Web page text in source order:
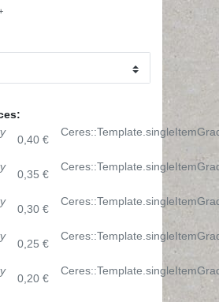
0,40 €
0,35 €
0,30 €
0,25 €
0,20 €